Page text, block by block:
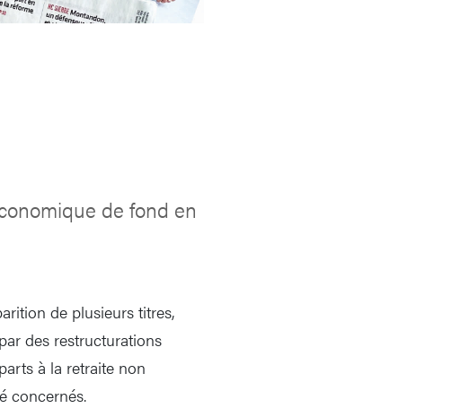
de fond en
de plusieurs titres,
des restructurations
à la retraite non
concernés.